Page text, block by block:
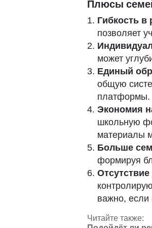
Плюсы
Гибкость в
позволяет
может
Единый
общую
платформы.
Экономия
школьную
материалы
Больше
формируя
важно, если
Читайте также: